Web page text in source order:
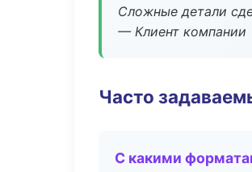
Сложные детали
— Клиент компании
Часто
С какими